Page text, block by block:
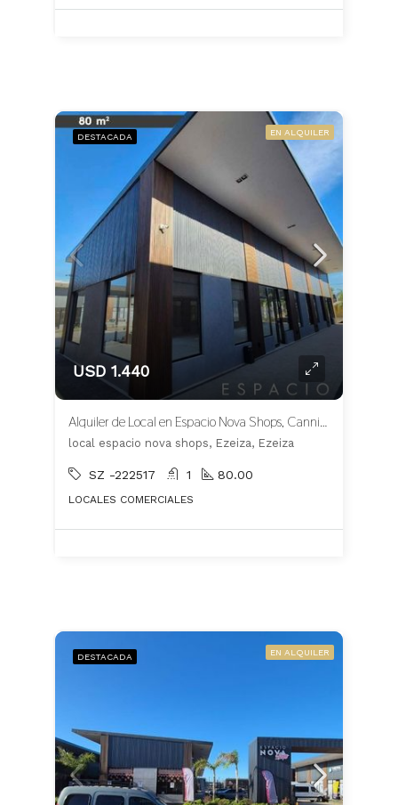
DESTACADA EN ALQUILER
USD 1.440
Alquiler de Local en Espacio Nova Shops, Canning
local espacio nova shops, Ezeiza, Ezeiza
SZ -222517 1 80.00
LOCALES COMERCIALES
DESTACADA EN ALQUILER